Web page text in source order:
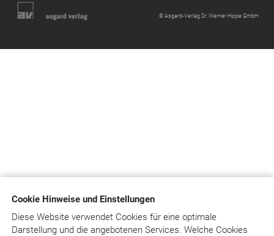
Cookie Hinweise und Einstellungen
Diese Website verwendet Cookies für eine optimale
Darstellung und die angebotenen Services. Welche Cookies
© Asgard-Verlag Dr. Werner Hippe GmbH